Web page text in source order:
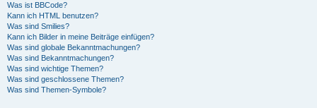
Was ist BBCode?
Kann ich HTML benutzen?
Was sind Smilies?
Kann ich Bilder in meine Beiträge einfügen?
Was sind globale Bekanntmachungen?
Was sind Bekanntmachungen?
Was sind wichtige Themen?
Was sind geschlossene Themen?
Was sind Themen-Symbole?